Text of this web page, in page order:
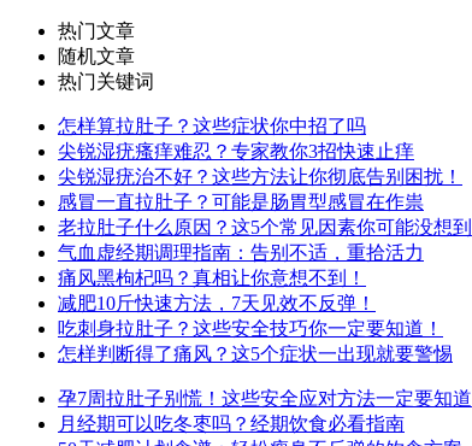
热门文章
随机文章
热门关键词
怎样算拉肚子？这些症状你中招了吗
尖锐湿疣瘙痒难忍？专家教你3招快速止痒
尖锐湿疣治不好？这些方法让你彻底告别困扰！
感冒一直拉肚子？可能是肠胃型感冒在作祟
老拉肚子什么原因？这5个常见因素你可能没想到
气血虚经期调理指南：告别不适，重拾活力
痛风黑枸杞吗？真相让你意想不到！
减肥10斤快速方法，7天见效不反弹！
吃刺身拉肚子？这些安全技巧你一定要知道！
怎样判断得了痛风？这5个症状一出现就要警惕
孕7周拉肚子别慌！这些安全应对方法一定要知道
月经期可以吃冬枣吗？经期饮食必看指南